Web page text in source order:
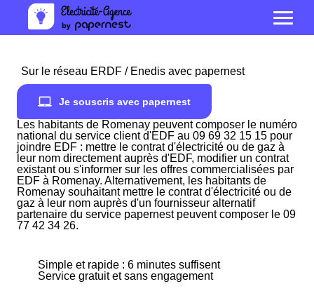
Sur le réseau ERDF / Enedis avec papernest
Je souscris avec papernest
Les habitants de Romenay peuvent composer le numéro
national du service client d'EDF au 09 69 32 15 15 pour
joindre EDF : mettre le contrat d'électricité ou de gaz à
leur nom directement auprès d'EDF, modifier un contrat
existant ou s'informer sur les offres commercialisées par
EDF à Romenay. Alternativement, les habitants de
Romenay souhaitant mettre le contrat d'électricité ou de
gaz à leur nom auprès d'un fournisseur alternatif
partenaire du service papernest peuvent composer le 09
77 42 34 26.
Simple et rapide : 6 minutes suffisent
Service gratuit et sans engagement